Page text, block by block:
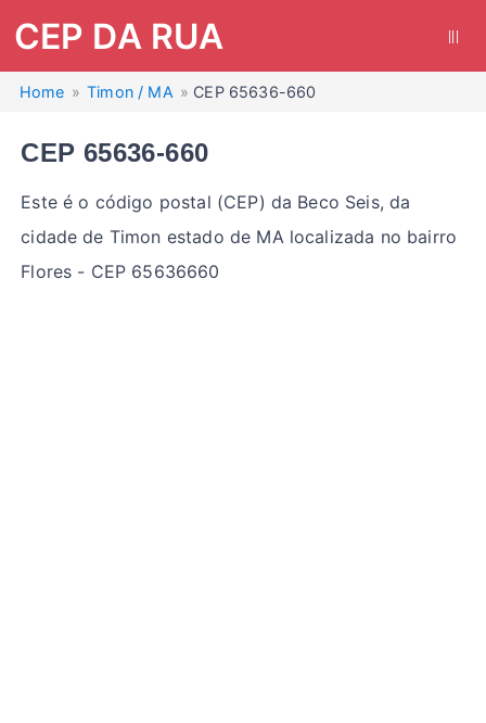
CEP DA RUA
Home Timon / MA CEP 65636-660
CEP 65636-660
Este é o código postal (CEP) da Beco Seis, da
cidade de Timon estado de MA localizada no bairro
Flores - CEP 65636660